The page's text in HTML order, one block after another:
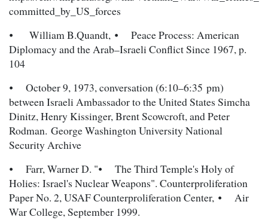
committed_by_US_forces
⦁ William B.Quandt, ⦁ Peace Process: American
Diplomacy and the Arab–Israeli Conflict Since 1967, p.
104
⦁ October 9, 1973, conversation (6:10–6:35 pm)
between Israeli Ambassador to the United States Simcha
Dinitz, Henry Kissinger, Brent Scowcroft, and Peter
Rodman. George Washington University National
Security Archive
⦁ Farr, Warner D. "⦁ The Third Temple's Holy of
Holies: Israel's Nuclear Weapons". Counterproliferation
Paper No. 2, USAF Counterproliferation Center, ⦁ Air
War College, September 1999.